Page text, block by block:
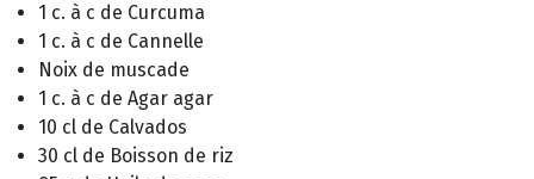
1 c. à c de Curcuma
1 c. à c de Cannelle
Noix de muscade
1 c. à c de Agar agar
10 cl de Calvados
30 cl de Boisson de riz